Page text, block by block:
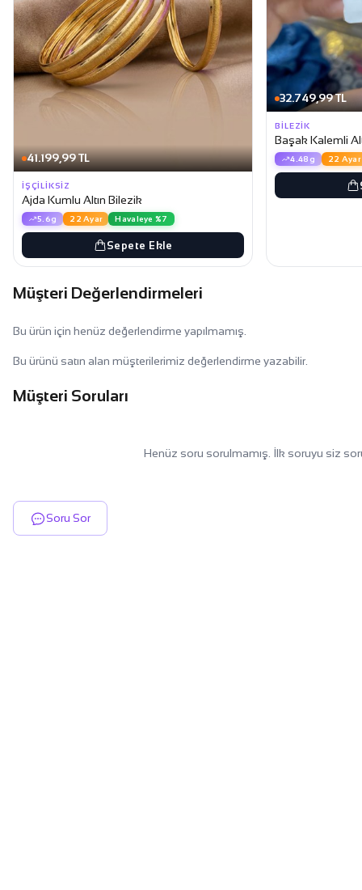
41.199,99 TL
İŞÇILIKSIZ
Ajda Kumlu Altın Bilezik
5.6g 22 Ayar Havaleye %7
Sepete Ekle
32.749,99 TL
BILEZIK
Başak Kalemli
4.48g 22 Ayar
Müşteri Değerlendirmeleri
Bu ürün için henüz değerlendirme yapılmamış.
Bu ürünü satın alan müşterilerimiz değerlendirme yazabilir.
Müşteri Soruları
Henüz soru sorulmamış. İlk soruyu siz
Soru Sor